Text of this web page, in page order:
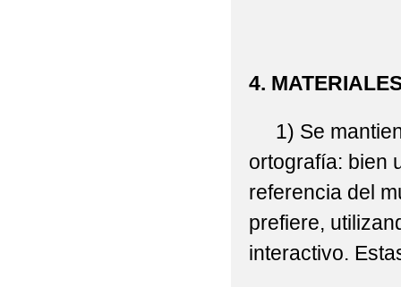
4.
1) Se
ortografía: bien
referencia del
prefiere,
interactivo.